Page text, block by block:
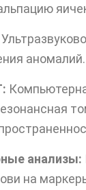
аномалий.
анализы:
на